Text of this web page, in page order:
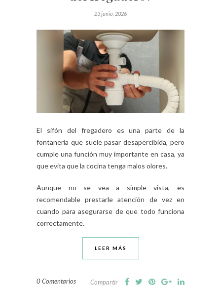
23 junio, 2026
El sifón del fregadero es una parte de la
fontanería que suele pasar desapercibida, pero
cumple una función muy importante en casa, ya
que evita que la cocina tenga malos olores.
Aunque no se vea a simple vista, es
recomendable prestarle atención de vez en
cuando para asegurarse de que todo funciona
correctamente.
LEER MÁS
0 Comentarios Compartir